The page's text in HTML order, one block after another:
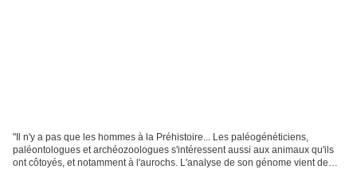
"Il n'y a pas que les hommes à la Préhistoire... Les paléogénéticiens,
paléontologues et archéozoologues s'intéressent aussi aux animaux qu'ils
ont côtoyés, et notamment à l'aurochs. L'analyse de son génome vient de